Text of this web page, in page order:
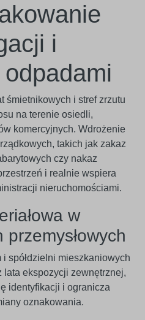
i
śmietnikowych i stref zrzutu
na terenie osiedli,
komercyjnych. Wdrożenie
takich jak zakaz
czy nakaz
i realnie wspiera
nieruchomościami.
w
spółdzielni mieszkaniowych
ekspozycji zewnętrznej,
identyfikacji i ogranicza
oznakowania.